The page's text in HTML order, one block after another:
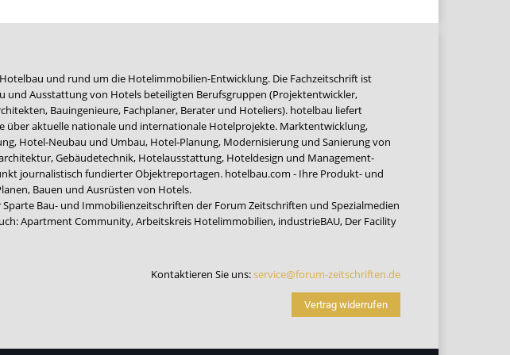
und rund um die Hotelimmobilien-Entwicklung. Die Fachzeitschrift ist
und Ausstattung von Hotels beteiligten Berufsgruppen (Projektentwickler,
Bauingenieure, Fachplaner, Berater und Hoteliers). hotelbau liefert
über aktuelle nationale und internationale Hotelprojekte. Marktentwicklung,
Hotel-Neubau und Umbau, Hotel-Planung, Modernisierung und Sanierung von
Gebäudetechnik, Hotelausstattung, Hoteldesign und Management-
journalistisch fundierter Objektreportagen. hotelbau.com - Ihre Produkt- und
Bauen und Ausrüsten von Hotels.
Bau- und Immobilienzeitschriften der Forum Zeitschriften und Spezialmedien
Apartment Community,Arbeitskreis Hotelimmobilien, industrieBAU, Der Facility
Kontaktieren Sie uns:service@forum-zeitschriften.de
Vertrag widerrufen